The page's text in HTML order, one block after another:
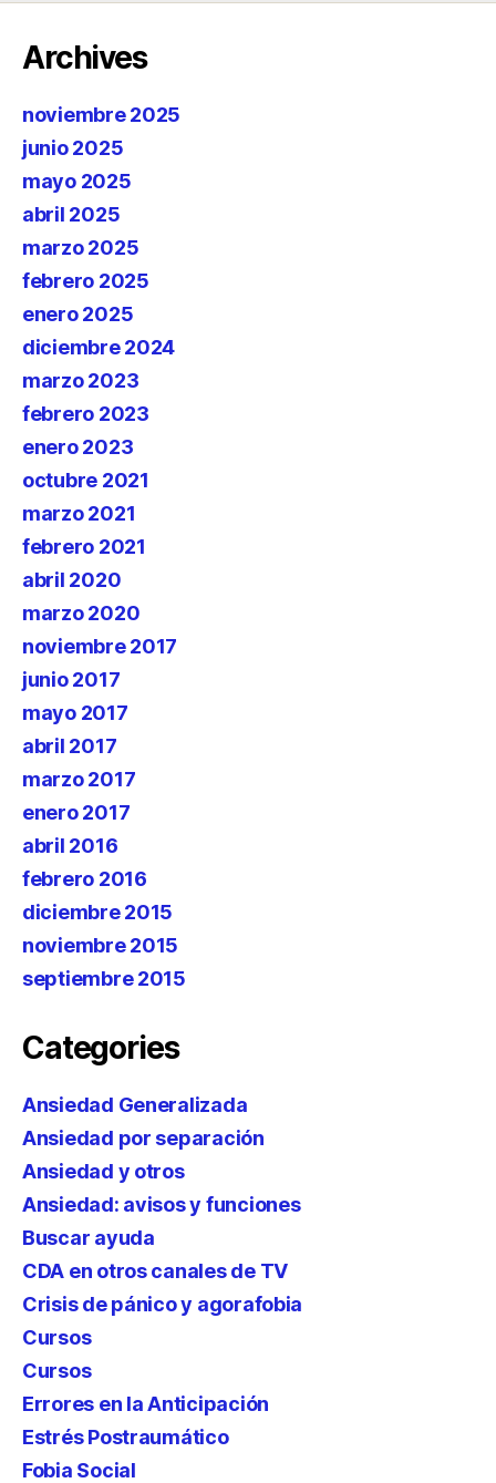
Archives
noviembre 2025
junio 2025
mayo 2025
abril 2025
marzo 2025
febrero 2025
enero 2025
diciembre 2024
marzo 2023
febrero 2023
enero 2023
octubre 2021
marzo 2021
febrero 2021
abril 2020
marzo 2020
noviembre 2017
junio 2017
mayo 2017
abril 2017
marzo 2017
enero 2017
abril 2016
febrero 2016
diciembre 2015
noviembre 2015
septiembre 2015
Categories
Ansiedad Generalizada
Ansiedad por separación
Ansiedad y otros
Ansiedad: avisos y funciones
Buscar ayuda
CDA en otros canales de TV
Crisis de pánico y agorafobia
Cursos
Cursos
Errores en la Anticipación
Estrés Postraumático
Fobia Social